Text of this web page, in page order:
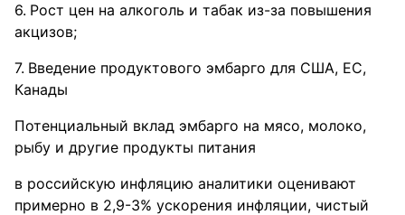
Рост цен на алкоголь и табак из-за повышения
акцизов;
Введение продуктового эмбарго для США, ЕС,
Канады
Потенциальный вклад эмбарго на мясо, молоко,
рыбу и другие продукты питания
в российскую инфляцию аналитики оценивают
примерно в 2,9-3% ускорения инфляции, чистый